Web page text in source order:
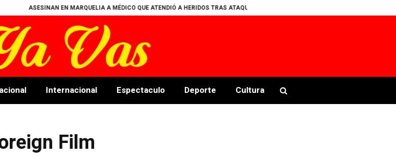
ASESINAN EN MARQUELIA A MÉDICO QUE ATENDIÓ A HERIDOS TRAS ATAQUE ARMADO EN PALENQUE CLANDESTINO EN COPALA
Internacional Espectaculo Deporte Cultura
Film